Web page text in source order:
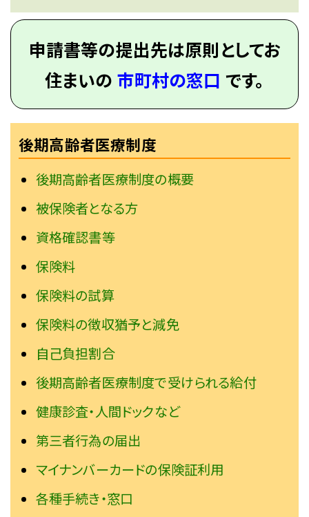
申請書等の提出先は原則としてお
住まいの 市町村の窓口 です。
後期高齢者医療制度
後期高齢者医療制度の概要
被保険者となる方
資格確認書等
保険料
保険料の試算
保険料の徴収猶予と減免
自己負担割合
後期高齢者医療制度で受けられる給付
健康診査・人間ドックなど
第三者行為の届出
マイナンバーカードの保険証利用
各種手続き・窓口